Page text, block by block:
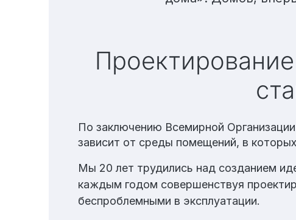
Дизайн интерьеров. Отделка
Реконструкция
Пожизненное обслуживание
Технология по улучшенным российским нормативам
Проектирование и строительство Элитных домов по
По заключению Всемирной
зависит от среды помещений, в
Мы 20 лет трудились над созданием
каждым годом совершенствуя
беспроблемными в эксплуатации.